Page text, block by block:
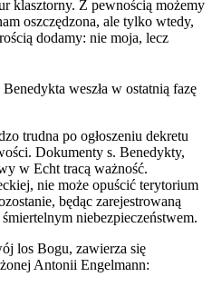
klasztorny. Z pewnością możemy
oszczędzona, ale tylko wtedy,
dodamy: nie moja, lecz
weszła w ostatnią fazę
trudna po ogłoszeniu dekretu
Dokumenty s. Benedykty,
w Echt tracą ważność.
nie może opuścić terytorium
będąc zarejestrowaną
niebezpieczeństwem.
los Bogu, zawierza się
Antonii Engelmann: